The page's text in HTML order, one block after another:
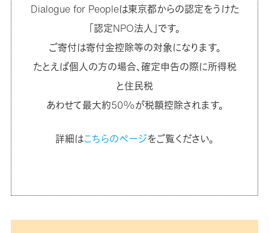
Dialogue for Peopleは東京都からの認定をうけた
「認定NPO法人」です。
ご寄付は寄付金控除等の対象になります。
たとえば個人の方の場合、確定申告の際に所得税
と住民税
あわせて最大約50%が税額控除されます。
詳細はこちらのページをご覧ください。